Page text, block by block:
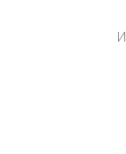
и другие